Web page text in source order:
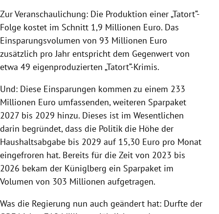
Zur Veranschaulichung: Die Produktion einer „Tatort“-
Folge kostet im Schnitt 1,9 Millionen Euro. Das
Einsparungsvolumen von 93 Millionen Euro
zusätzlich pro Jahr entspricht dem Gegenwert von
etwa 49 eigenproduzierten „Tatort“-Krimis.
Und: Diese Einsparungen kommen zu einem 233
Millionen Euro umfassenden, weiteren Sparpaket
2027 bis 2029 hinzu. Dieses ist im Wesentlichen
darin begründet, dass die Politik die Höhe der
Haushaltsabgabe bis 2029 auf 15,30 Euro pro Monat
eingefroren hat. Bereits für die Zeit von 2023 bis
2026 bekam der Küniglberg ein Sparpaket im
Volumen von 303 Millionen aufgetragen.
Was die Regierung nun auch geändert hat: Durfte der